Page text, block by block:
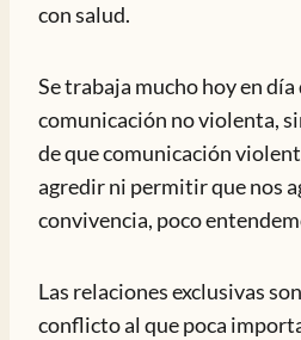
con salud.
Se trabaja mucho hoy en día
comunicación no violenta,
de que comunicación
agredir ni permitir que nos
convivencia, poco
Las relaciones exclusivas
conflicto al que poca